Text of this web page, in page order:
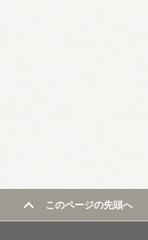
このページの先頭へ